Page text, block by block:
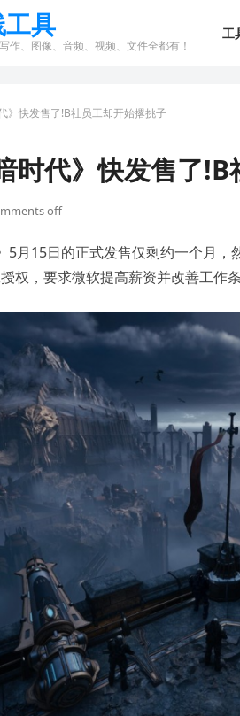
具
作、图像、音频、视频、文件全都有！
工
》快发售了!B社员工却开始撂挑子
时代》快发售了
off
5月15日的正式发售仅剩约一个月
权，要求微软提高薪资并改善工作条